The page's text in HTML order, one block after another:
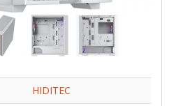
HIDITEC